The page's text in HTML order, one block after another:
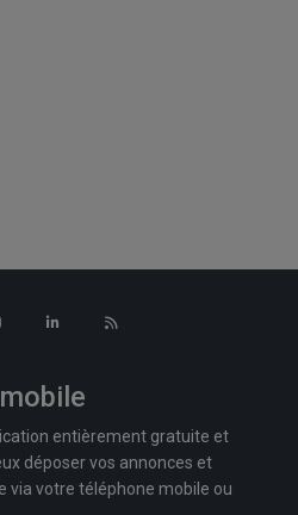
entièrement gratuite et
déposer vos annonces et
via votre téléphone mobile ou